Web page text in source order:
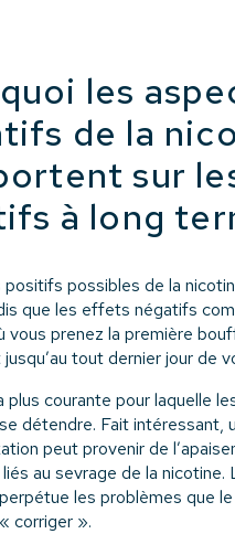
les
de la
sur
à long
possibles de la
que les effets négatifs
vous prenez la première
tout dernier jour de
plus courante pour laquelle
détendre. Fait intéressant,
peut provenir de
au sevrage de la nicotine.
les problèmes que
corriger ».